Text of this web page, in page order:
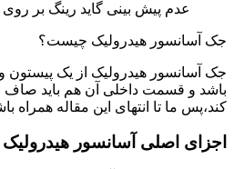
عدم پیش بینی گاید رینگ بر
جک آسانسور هیدرولیک چیست؟
جک آسانسور هیدرولیک از یک
باشد و قسمت داخلی آن هم باید صاف
کند،پس ما تا انتهای این مقاله همراه
اجزای اصلی آسانسور هیدرولیک